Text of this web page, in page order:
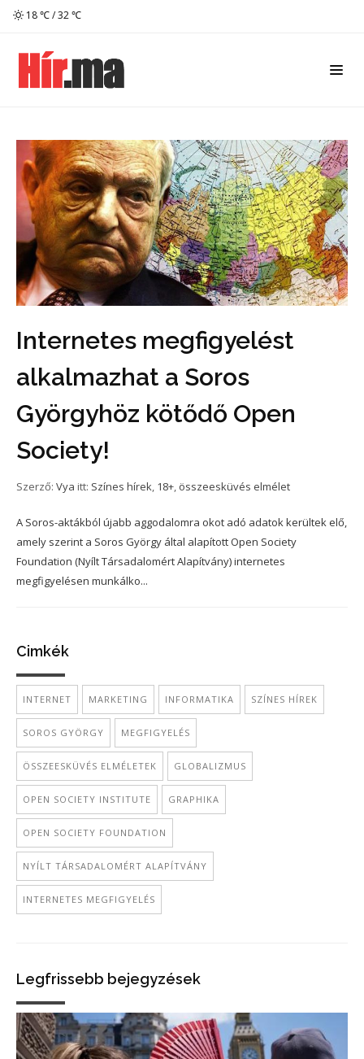
18 ℃ / 32 ℃
Internetes megfigyelést
alkalmazhat a Soros
Györgyhöz kötődő Open
Society!
Szerző: Vya itt: Színes hírek, 18+, összeesküvés elmélet
A Soros-aktákból újabb aggodalomra okot adó adatok kerültek elő,
amely szerint a Soros György által alapított Open Society
Foundation (Nyílt Társadalomért Alapítvány) internetes
megfigyelésen munkálko...
Cimkék
INTERNET MARKETING INFORMATIKA SZÍNES HÍREK
SOROS GYÖRGY MEGFIGYELÉS
ÖSSZEESKÜVÉS ELMÉLETEK GLOBALIZMUS
OPEN SOCIETY INSTITUTE GRAPHIKA
OPEN SOCIETY FOUNDATION
NYÍLT TÁRSADALOMÉRT ALAPÍTVÁNY
INTERNETES MEGFIGYELÉS
Legfrissebb bejegyzések